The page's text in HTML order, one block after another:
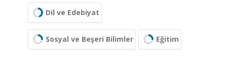
Dil ve Edebiyat
Sosyal ve Beşeri Bilimler Eğitim